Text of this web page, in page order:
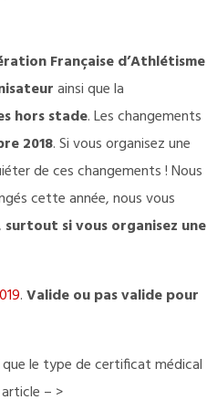
Française d’Athlétisme
ainsi que la
hors stade. Les changements
2018. Si vous organisez une
de ces changements ! Nous
cette année, nous vous
surtout si vous organisez une
.Valide ou pas valide pour
le type de certificat médical
– >